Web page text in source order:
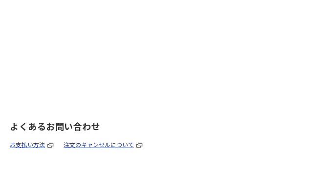
よくあるお問い合わせ
お支払い方法 注文のキャンセルについて